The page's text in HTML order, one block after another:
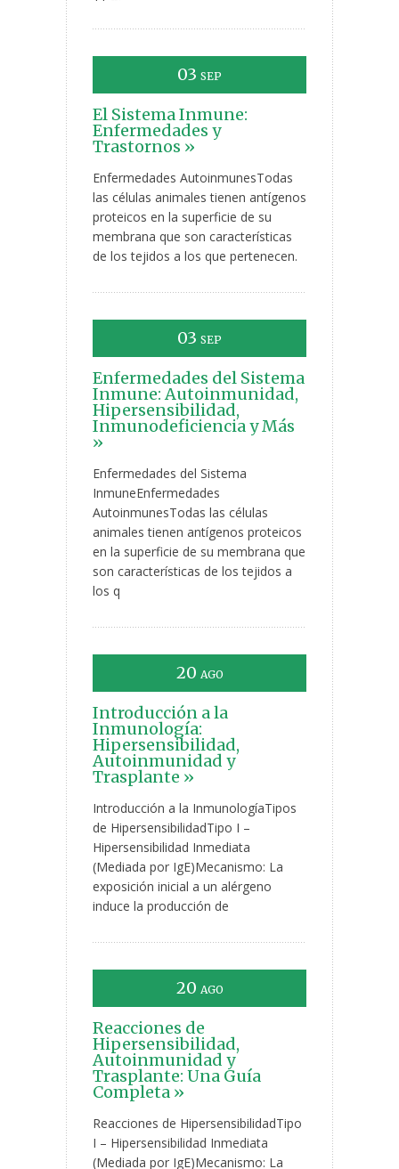
03 SEP
El Sistema Inmune:
Enfermedades y
Trastornos »
Enfermedades AutoinmunesTodas
las células animales tienen antígenos
proteicos en la superficie de su
membrana que son características
de los tejidos a los que pertenecen.
03 SEP
Enfermedades del Sistema
Inmune: Autoinmunidad,
Hipersensibilidad,
Inmunodeficiencia y Más
»
Enfermedades del Sistema
InmuneEnfermedades
AutoinmunesTodas las células
animales tienen antígenos proteicos
en la superficie de su membrana que
son características de los tejidos a
los q
20 AGO
Introducción a la
Inmunología:
Hipersensibilidad,
Autoinmunidad y
Trasplante »
Introducción a la InmunologíaTipos
de HipersensibilidadTipo I –
Hipersensibilidad Inmediata
(Mediada por IgE)Mecanismo: La
exposición inicial a un alérgeno
induce la producción de
20 AGO
Reacciones de
Hipersensibilidad,
Autoinmunidad y
Trasplante: Una Guía
Completa »
Reacciones de HipersensibilidadTipo
I – Hipersensibilidad Inmediata
(Mediada por IgE)Mecanismo: La